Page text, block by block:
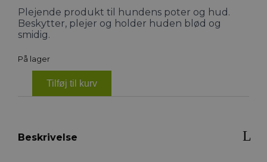
Plejende produkt til hundens poter og hud.
Beskytter, plejer og holder huden blød og
smidig.
På lager
Easy
Paw
&
Tilføj til kurv
Beskrivelse